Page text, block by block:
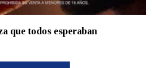
que todos esperaban